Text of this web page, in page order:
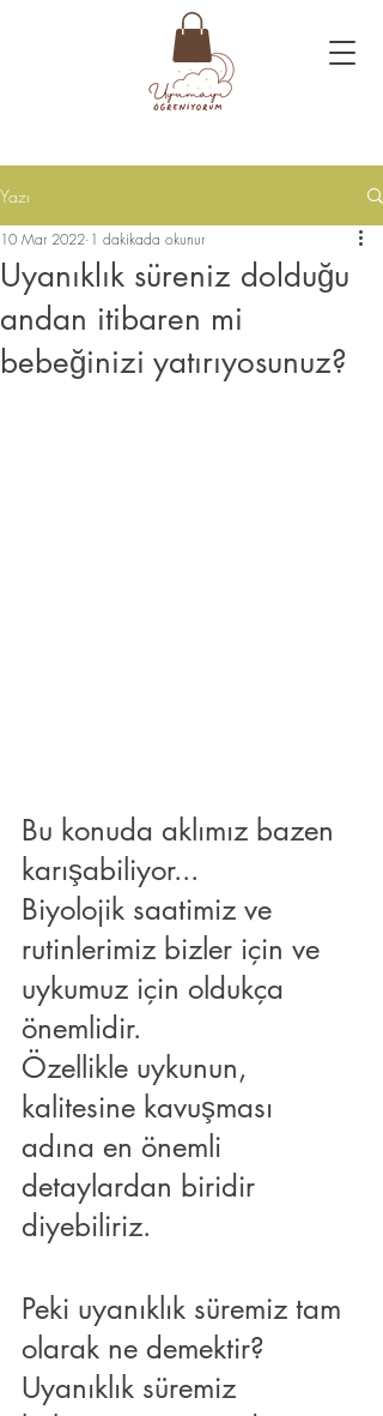
Yazı
Uyanıklık süreniz dolduğu
andan itibaren mi
bebeğinizi yatırıyosunuz?
10 Mar 2022 1 dakikada okunur
Bu konuda aklımız bazen
karışabiliyor...
Biyolojik saatimiz ve
rutinlerimiz bizler için ve
uykumuz için oldukça
önemlidir.
Özellikle uykunun,
kalitesine kavuşması
adına en önemli
detaylardan biridir
diyebiliriz.
Peki uyanıklık süremiz tam
olarak ne demektir?
Uyanıklık süremiz